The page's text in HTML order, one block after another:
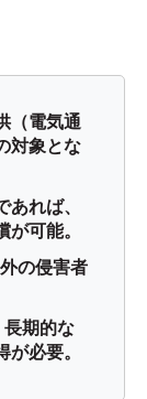
（電気通
対象とな
あれば、
可能。
の侵害者
期的な
必要。